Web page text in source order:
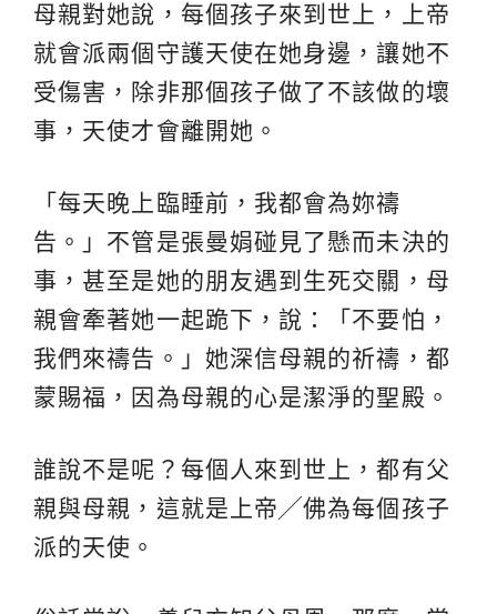
母親對她說，每個孩子來到世上，上帝
就會派兩個守護天使在她身邊，讓她不
受傷害，除非那個孩子做了不該做的壞
事，天使才會離開她。
「每天晚上臨睡前，我都會為妳禱
告。」不管是張曼娟碰見了懸而未決的
事，甚至是她的朋友遇到生死交關，母
親會牽著她一起跪下，說：「不要怕，
我們來禱告。」她深信母親的祈禱，都
蒙賜福，因為母親的心是潔淨的聖殿。
誰說不是呢？每個人來到世上，都有父
親與母親，這就是上帝╱佛為每個孩子
派的天使。